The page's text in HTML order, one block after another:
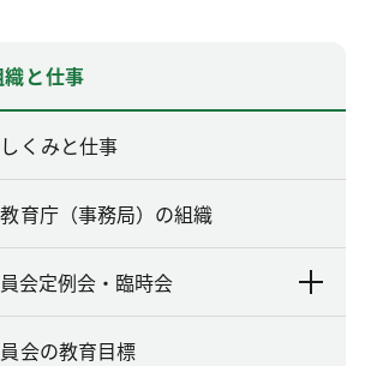
と仕事
くみと仕事
育庁（事務局）の組織
会定例会・臨時会
会の教育目標